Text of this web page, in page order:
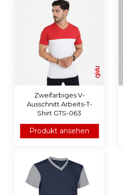
Zweifarbiges V-
Ausschnitt Arbeits-T-
Shirt GTS-063
Produkt ansehen